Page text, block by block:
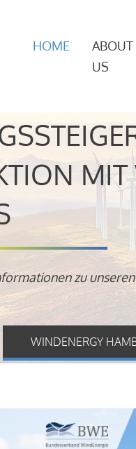
HOME
ABOUT
US
MIT
zu
WINDENERGY